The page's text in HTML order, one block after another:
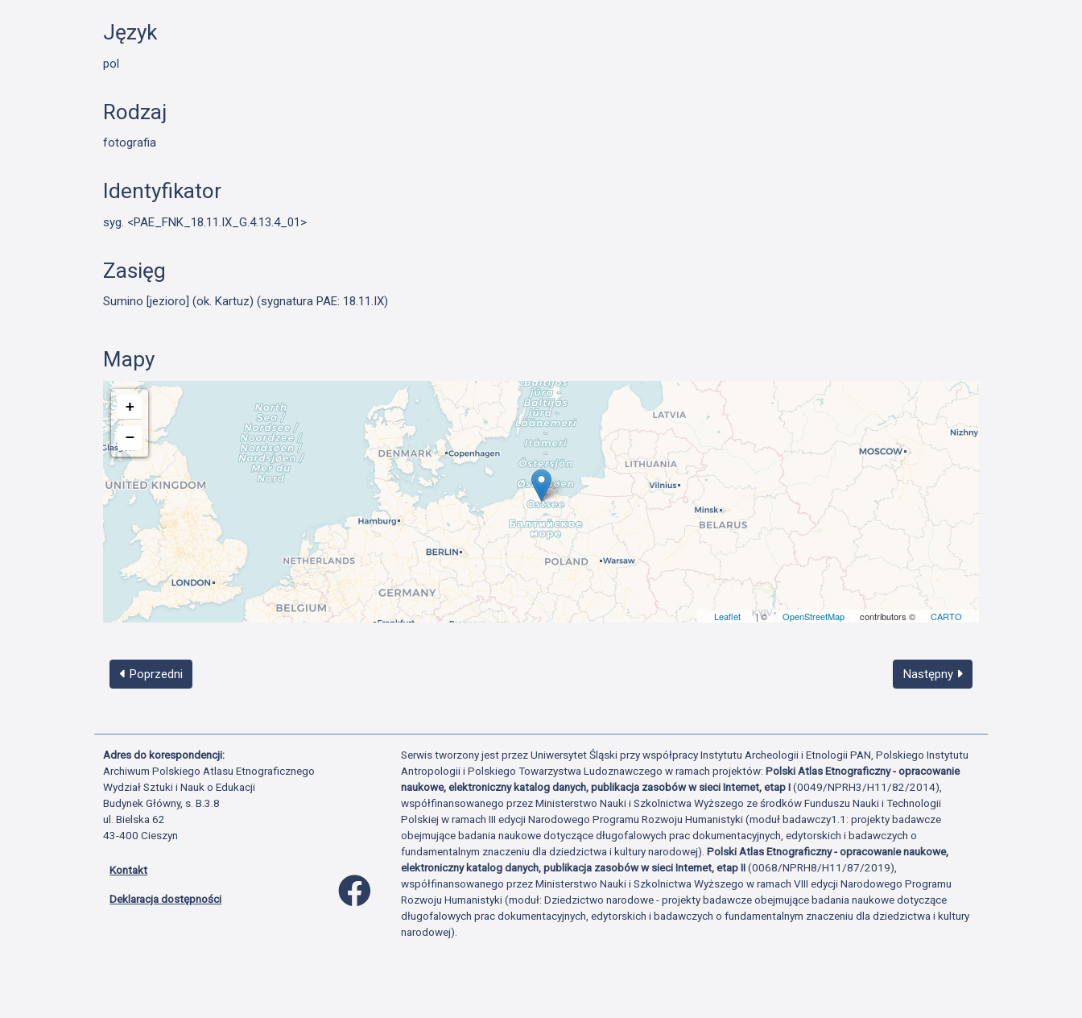
Język
pol
Rodzaj
fotografia
Identyfikator
syg. <PAE_FNK_18.11.IX_G.4.13.4_01>
Zasięg
Sumino [jezioro] (ok. Kartuz) (sygnatura PAE: 18.11.IX)
Mapy
+
−
Leaflet | © OpenStreetMap contributors © CARTO
Poprzedni Następny
Adres do korespondencji:
Archiwum Polskiego Atlasu Etnograficznego
Wydział Sztuki i Nauk o Edukacji
Budynek Główny, s. B.3.8
ul. Bielska 62
43-400 Cieszyn
Kontakt
Deklaracja dostępności
Profil Facebook
Serwis tworzony jest przez Uniwersytet Śląski przy współpracy Instytutu Archeologii i Etnologii PAN, Polskiego Instytutu
Antropologii i Polskiego Towarzystwa Ludoznawczego w ramach projektów:Polski Atlas Etnograficzny - opracowanie
naukowe, elektroniczny katalog danych, publikacja zasobów w sieci Internet, etap I(0049/NPRH3/H11/82/2014),
współfinansowanego przez Ministerstwo Nauki i Szkolnictwa Wyższego ze środków Funduszu Nauki i Technologii
Polskiej w ramach III edycji Narodowego Programu Rozwoju Humanistyki (moduł badawczy1.1: projekty badawcze
obejmujące badania naukowe dotyczące długofalowych prac dokumentacyjnych, edytorskich i badawczych o
fundamentalnym znaczeniu dla dziedzictwa i kultury narodowej).Polski Atlas Etnograficzny - opracowanie naukowe,
elektroniczny katalog danych, publikacja zasobów w sieci Internet, etap II(0068/NPRH8/H11/87/2019),
współfinansowanego przez Ministerstwo Nauki i Szkolnictwa Wyższego w ramach VIII edycji Narodowego Programu
Rozwoju Humanistyki (moduł: Dziedzictwo narodowe - projekty badawcze obejmujące badania naukowe dotyczące
długofalowych prac dokumentacyjnych, edytorskich i badawczych o fundamentalnym znaczeniu dla dziedzictwa i kultury
narodowej).